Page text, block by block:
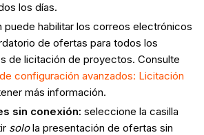
los días.
puede habilitar los correos electrónicos
de ofertas para todos los
de licitación de proyectos. Consulte
configuración avanzados: Licitación
más información.
sin conexión: seleccione la casilla
solola presentación de ofertas sin